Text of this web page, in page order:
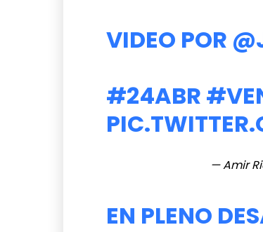
VIDEO POR
#24ABR
— Amir
EN PLENO